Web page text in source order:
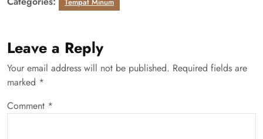
Leave a Reply
Your email address will not be published. Required fields are
marked *
Comment *